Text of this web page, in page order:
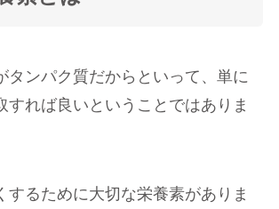
タンパク質だからといって、単に
すれば良いということではありま
するために大切な栄養素がありま